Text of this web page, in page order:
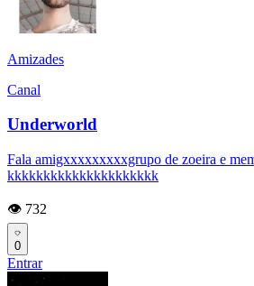
Amizades
Canal
Underworld
Fala amigxxxxxxxxxgrupo de zoeira e
kkkkkkkkkkkkkkkkkkkkk
👁️ 732
0
Entrar